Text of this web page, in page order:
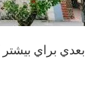
بعدي براي